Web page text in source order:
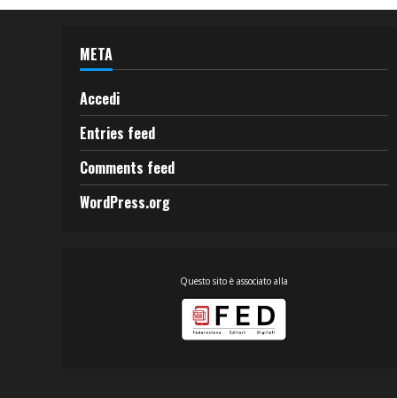
META
Accedi
Entries feed
Comments feed
WordPress.org
Questo sito è associato alla